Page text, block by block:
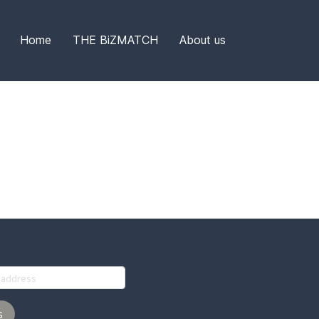
Home THE BiZMATCH About us